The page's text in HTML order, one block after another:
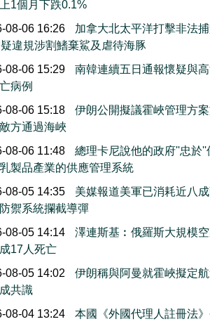
1個月下跌0.1%
08-06 16:26
加拿大北太平洋打擊非法
違規涉割鰭棄鯊及虐待海豚
08-06 15:29
南韓連續五日通報懷疑與
病例
08-06 15:18
伊朗公開擬議霍峽管理方
方通過海峽
08-06 11:48
總理卡尼說他的政府''忠於''
製品產業的供應管理系統
08-05 14:35
美媒報道美軍已消耗近八
禦系統攔截導彈
08-05 14:14
澤連斯基︰俄羅斯大規模
17人死亡
08-05 14:02
伊朗稱與阿曼就霍峽擬定
共識
08-04 13:24
本國《外國代理人註冊法